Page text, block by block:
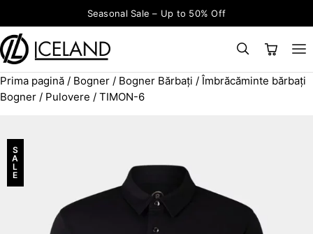
Seasonal Sale – Up to 50% Off
Search for:
CAUTĂ ×
Prima pagină / Bogner / Bogner Bărbați / Îmbrăcăminte bărbați
Bogner / Pulovere / TIMON-6
S
A
L
E